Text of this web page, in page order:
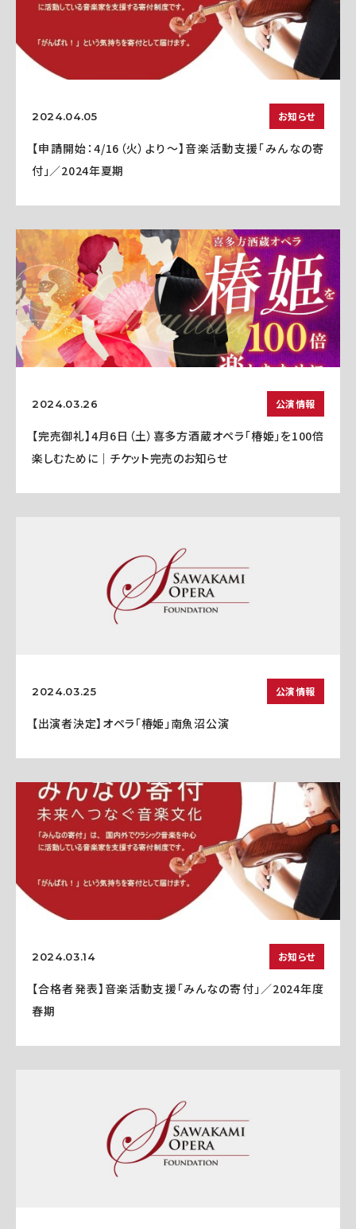
2024.04.05 お知らせ
【申請開始：4/16（火）より～】音楽活動支援「みんなの寄
付」／2024年夏期
2024.03.26 公演情報
【完売御礼】4月6日（土）喜多方酒蔵オペラ「椿姫」を100倍
楽しむために｜チケット完売のお知らせ
2024.03.25 公演情報
【出演者決定】オペラ「椿姫」南魚沼公演
2024.03.14 お知らせ
【合格者発表】音楽活動支援「みんなの寄付」／2024年度
春期